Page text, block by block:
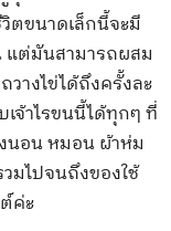
ตขนาดเล็กนี้จะมี
แต่มันสามารถผสม
างไข่ได้ถึงครั้งละ
เจ้าไรขนนี้ได้ทุกๆ ที่
งนอน หมอน ผ้าห่ม
มไปจนถึงของใช้
ค่ะ